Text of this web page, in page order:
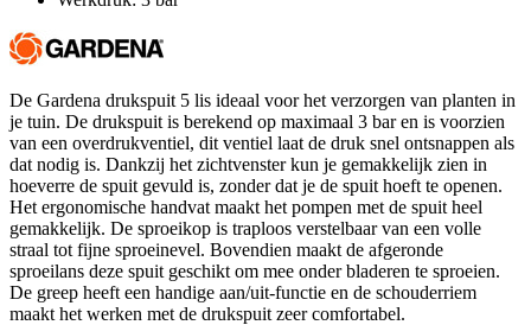
De Gardena drukspuit 5 lis ideaal voor het verzorgen van planten in
je tuin. De drukspuit is berekend op maximaal 3 bar en is voorzien
van een overdrukventiel, dit ventiel laat de druk snel ontsnappen als
dat nodig is. Dankzij het zichtvenster kun je gemakkelijk zien in
hoeverre de spuit gevuld is, zonder dat je de spuit hoeft te openen.
Het ergonomische handvat maakt het pompen met de spuit heel
gemakkelijk. De sproeikop is traploos verstelbaar van een volle
straal tot fijne sproeinevel. Bovendien maakt de afgeronde
sproeilans deze spuit geschikt om mee onder bladeren te sproeien.
De greep heeft een handige aan/uit-functie en de schouderriem
maakt het werken met de drukspuit zeer comfortabel.